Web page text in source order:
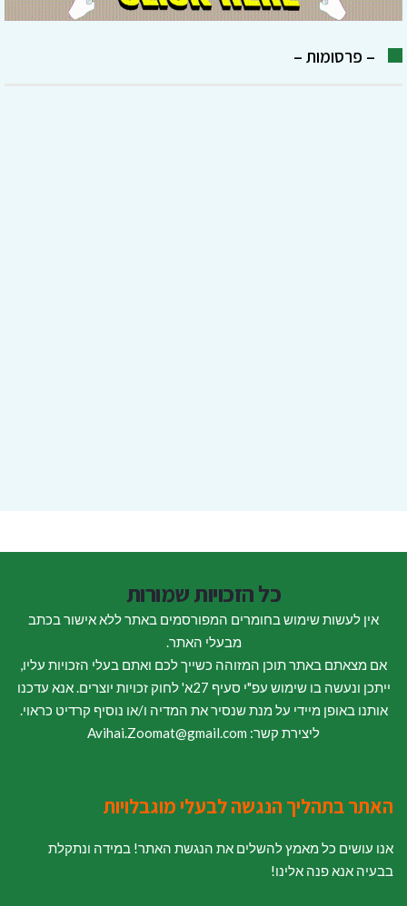
– פרסומות –
כל הזכויות שמורות
אין לעשות שימוש בחומרים המפורסמים באתר ללא אישור בכתב
מבעלי האתר.
אם מצאתם באתר תוכן המזוהה כשייך לכם ואתם בעלי הזכויות עליו,
ייתכן ונעשה בו שימוש עפ"י סעיף 27א' לחוק זכויות יוצרים. אנא עדכנו
אותנו באופן מיידי על מנת שנסיר את המדיה ו/או נוסיף קרדיט כראוי.
ליצירת קשר: Avihai.Zoomat@gmail.com
האתר בתהליך הנגשה לבעלי מוגבלויות
אנו עושים כל מאמץ להשלים את הנגשת האתר! במידה ונתקלת
בבעיה אנא פנה אלינו!